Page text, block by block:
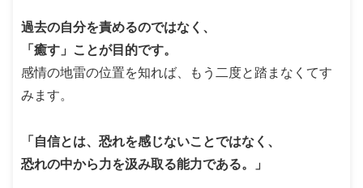
過去の自分を責めるのではなく、
「癒す」ことが目的です。
感情の地雷の位置を知れば、もう二度と踏まなくてす
みます。
「自信とは、恐れを感じないことではなく、
恐れの中から力を汲み取る能力である。」